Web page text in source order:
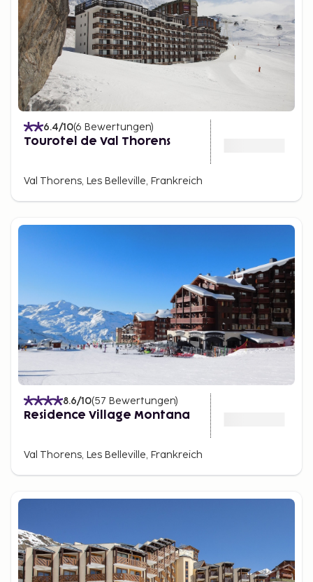
6.4/10(6 Bewertungen)
Tourotel de Val Thorens
Val Thorens, Les Belleville, Frankreich
8.6/10(57 Bewertungen)
Residence Village Montana
Val Thorens, Les Belleville, Frankreich